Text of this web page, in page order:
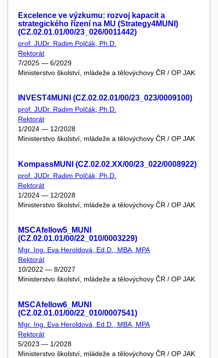
Excelence ve výzkumu: rozvoj kapacit a
strategického řízení na MU (Strategy4MUNI)
(CZ.02.01.01/00/23_026/0011442)
prof. JUDr. Radim Polčák, Ph.D.
Rektorát
7/2025 — 6/2029
Ministerstvo školství, mládeže a tělovýchovy ČR / OP JAK
INVEST4MUNI (CZ.02.02.01/00/23_023/0009100)
prof. JUDr. Radim Polčák, Ph.D.
Rektorát
1/2024 — 12/2028
Ministerstvo školství, mládeže a tělovýchovy ČR / OP JAK
KompassMUNI (CZ.02.02.XX/00/23_022/0008922)
prof. JUDr. Radim Polčák, Ph.D.
Rektorát
1/2024 — 12/2028
Ministerstvo školství, mládeže a tělovýchovy ČR / OP JAK
MSCAfellow5_MUNI
(CZ.02.01.01/00/22_010/0003229)
Mgr. Ing. Eva Heroldová, Ed.D., MBA, MPA
Rektorát
10/2022 — 8/2027
Ministerstvo školství, mládeže a tělovýchovy ČR / OP JAK
MSCAfellow6_MUNI
(CZ.02.01.01/00/22_010/0007541)
Mgr. Ing. Eva Heroldová, Ed.D., MBA, MPA
Rektorát
5/2023 — 1/2028
Ministerstvo školství, mládeže a tělovýchovy ČR / OP JAK